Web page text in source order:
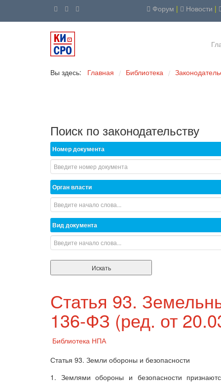
Форум | Новости |
Вы здесь: Главная / Библиотека /
Поиск по законодательству
Номер документа
Орган власти
Вид документа
Статья 93.
136-ФЗ (ред. от
Библиотека НПА
Статья 93. Земли обороны и безопасности
1. Землями обороны и безопасности